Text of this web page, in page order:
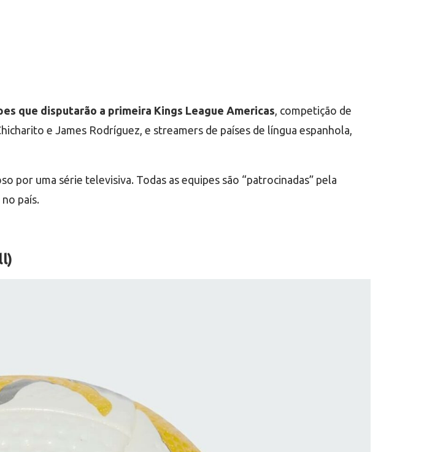
que disputarão a primeira Kings League Americas, competição de
e James Rodríguez, e streamers de países de língua espanhola,
por uma série televisiva. Todas as equipes são “patrocinadas” pela
país.